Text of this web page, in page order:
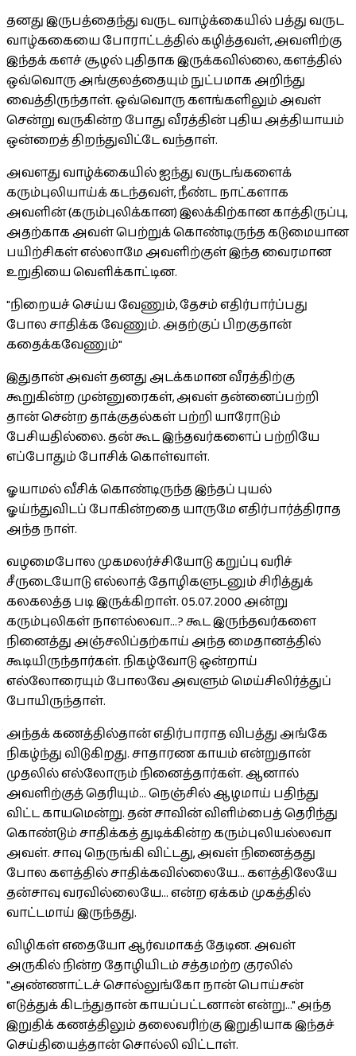
தனது இருபத்தைந்து வருட வாழ்க்கையில் பத்து வருட
வாழ்ககையை போராட்டத்தில் கழித்தவள், அவளிற்கு
இந்தக் களச் சூழல் புதிதாக இருக்கவில்லை, களத்தில்
ஒவ்வொரு அங்குலத்தையும் நுட்பமாக அறிந்து
வைத்திருந்தாள். ஒவ்வொரு களங்களிலும் அவள்
சென்று வருகின்ற போது வீரத்தின் புதிய அத்தியாயம்
ஒன்றைத் திறந்துவிட்டே வந்தாள்.
அவளது வாழ்க்கையில் ஐந்து வருடங்களைக்
கரும்புலியாய்க் கடந்தவள், நீண்ட நாட்களாக
அவளின் (கரும்புலிக்கான) இலக்கிற்கான காத்திருப்பு,
அதற்காக அவள் பெற்றுக் கொண்டிருந்த கடுமையான
பயிற்சிகள் எல்லாமே அவளிற்குள் இந்த வைரமான
உறுதியை வெளிக்காட்டின.
"நிறையச் செய்ய வேணும், தேசம் எதிர்பார்ப்பது
போல சாதிக்க வேணும். அதற்குப் பிறகுதான்
கதைக்கவேணும்"
இதுதான் அவள் தனது அடக்கமான வீரத்திற்கு
கூறுகின்ற முன்னுரைகள், அவள் தன்னைப்பற்றி
தான் சென்ற தாக்குதல்கள் பற்றி யாரோடும்
பேசியதில்லை. தன் கூட இந்தவர்களைப் பற்றியே
எப்போதும் போசிக் கொள்வாள்.
ஓயாமல் வீசிக் கொண்டிருந்த இந்தப் புயல்
ஓய்ந்துவிடப் போகின்றதை யாருமே எதிர்பார்த்திராத
அந்த நாள்.
வழமைபோல முகமலர்ச்சியோடு கறுப்பு வரிச்
சீருடையோடு எல்லாத் தோழிகளுடனும் சிரித்துக்
கலகலத்த படி இருக்கிறாள். 05.07.2000 அன்று
கரும்புலிகள் நாளல்லவா...? கூட இருந்தவர்களை
நினைத்து அஞ்சலிப்தற்காய் அந்த மைதானத்தில்
கூடியிருந்தார்கள். நிகழ்வோடு ஒன்றாய்
எல்லோரையும் போலவே அவளும் மெய்சிலிர்த்துப்
போயிருந்தாள்.
அந்தக் கணத்தில்தான் எதிர்பாராத விபத்து அங்கே
நிகழ்ந்து விடுகிறது. சாதாரண காயம் என்றுதான்
முதலில் எல்லோரும் நினைத்தார்கள். ஆனால்
அவளிற்குத் தெரியும்... நெஞ்சில் ஆழமாய் பதிந்து
விட்ட காயமென்று. தன் சாவின் விளிம்பைத் தெரிந்து
கொண்டும் சாதிக்கத் துடிக்கின்ற கரும்புலியல்லவா
அவள். சாவு நெருங்கி விட்டது, அவள் நினைத்தது
போல களத்தில் சாதிக்கவில்லையே... களத்திலேயே
தன்சாவு வரவில்லையே... என்ற ஏக்கம் முகத்தில்
வாட்டமாய் இருந்தது.
விழிகள் எதையோ ஆர்வமாகத் தேடின. அவள்
அருகில் நின்ற தோழியிடம் சத்தமற்ற குரலில்
"அண்ணாட்டச் சொல்லுங்கோ நான் பொய்சன்
எடுத்துக் கிடந்துதான் காயப்பட்டனான் என்று..." அந்த
இறுதிக் கணத்திலும் தலைவரிற்கு இறுதியாக இந்தச்
செய்தியைத்தான் சொல்லி விட்டாள்.